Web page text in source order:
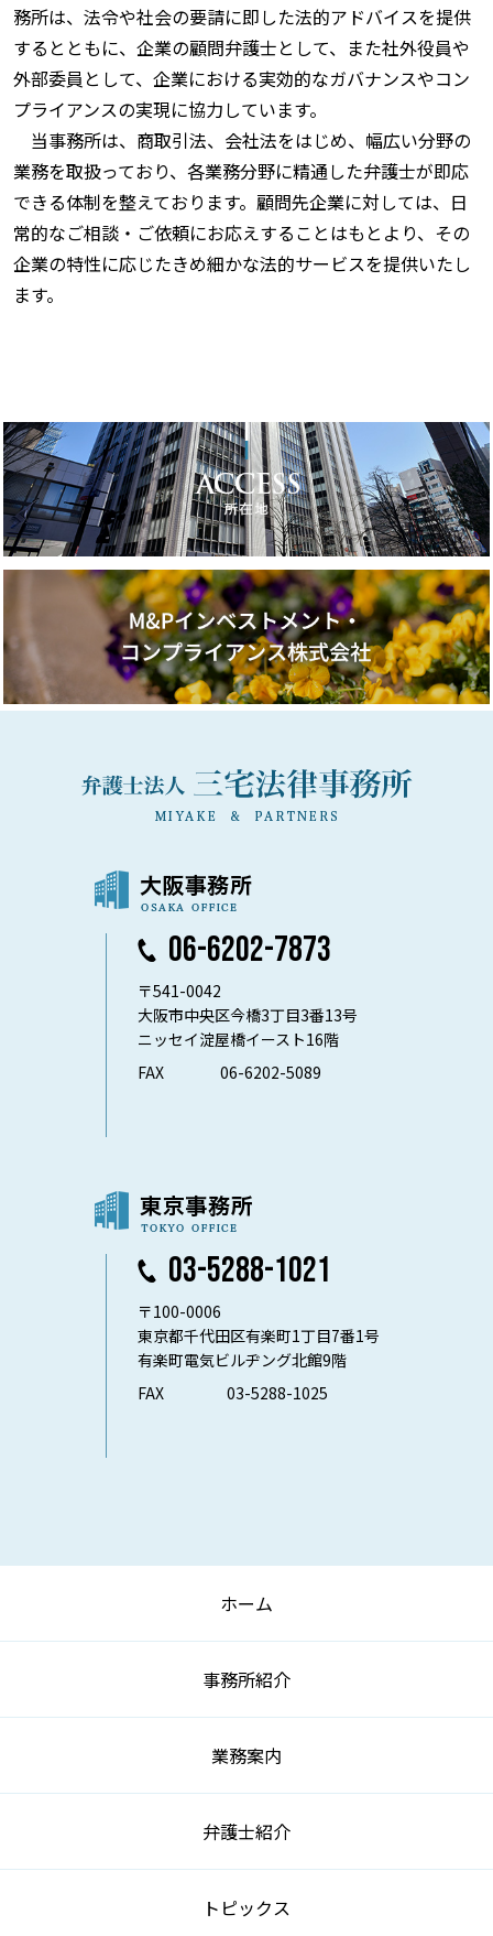
務所は、法令や社会の要請に即した法的アドバイスを提供
するとともに、企業の顧問弁護士として、また社外役員や
外部委員として、企業における実効的なガバナンスやコン
プライアンスの実現に協力しています。
当事務所は、商取引法、会社法をはじめ、幅広い分野の
業務を取扱っており、各業務分野に精通した弁護士が即応
できる体制を整えております。顧問先企業に対しては、日
常的なご相談・ご依頼にお応えすることはもとより、その
企業の特性に応じたきめ細かな法的サービスを提供いたし
ます。
06-6202-7873
〒541-0042
大阪市中央区今橋3丁目3番13号
ニッセイ淀屋橋イースト16階
FAX
06-6202-5089
03-5288-1021
〒100-0006
東京都千代田区有楽町1丁目7番1号
有楽町電気ビルヂング北館9階
FAX
03-5288-1025
ホーム
事務所紹介
業務案内
弁護士紹介
トピックス